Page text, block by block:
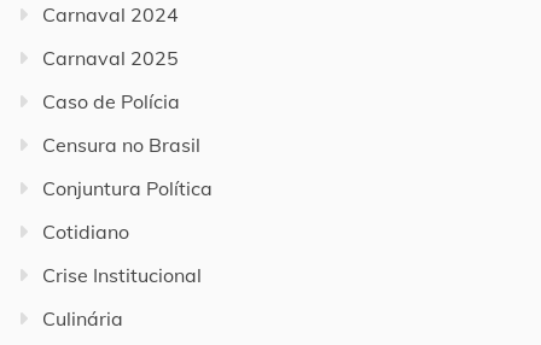
Carnaval 2024
Carnaval 2025
Caso de Polícia
Censura no Brasil
Conjuntura Política
Cotidiano
Crise Institucional
Culinária